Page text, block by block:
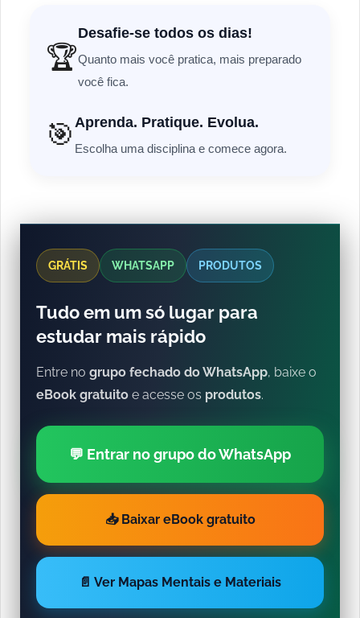
🏆
Desafie-se todos os dias!
Quanto mais você pratica, mais preparado
você fica.
🎯 Aprenda. Pratique. Evolua.
Escolha uma disciplina e comece agora.
GRÁTIS WHATSAPP PRODUTOS
Tudo em um só lugar para
estudar mais rápido
Entre no grupo fechado do WhatsApp, baixe o
eBook gratuito e acesse os produtos.
💬 Entrar no grupo do WhatsApp
📥 Baixar eBook gratuito
📄 Ver Mapas Mentais e Materiais